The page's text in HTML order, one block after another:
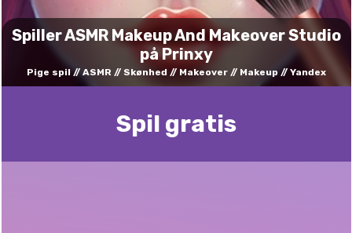
Spiller ASMR Makeup And Makeover Studio
på Prinxy
Pige spil ASMR Skønhed Makeover Makeup Yandex
Spil gratis